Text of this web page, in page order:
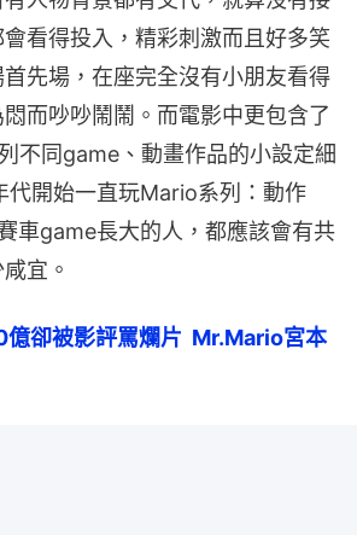
看得投入，精彩刺激而且好多笑
先場，在座完全沒有小朋友看得
而吵吵鬧鬧。而電影中更包含了
不同game、動畫作品的小設定細
代開始一直玩Mario系列：動作
車game長大的人，都應該會有共
宜。
億卻被影評罵爛片  Mr.Mario宮本